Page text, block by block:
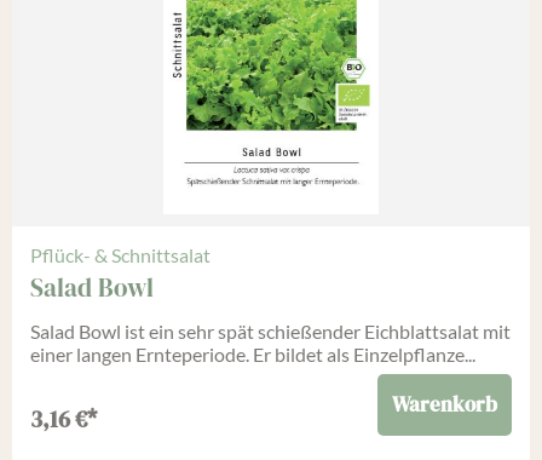
Pflück- & Schnittsalat
Salad Bowl
Salad Bowl ist ein sehr spät schießender Eichblattsalat mit
einer langen Ernteperiode. Er bildet als Einzelpflanze...
3,16€* Warenkorb